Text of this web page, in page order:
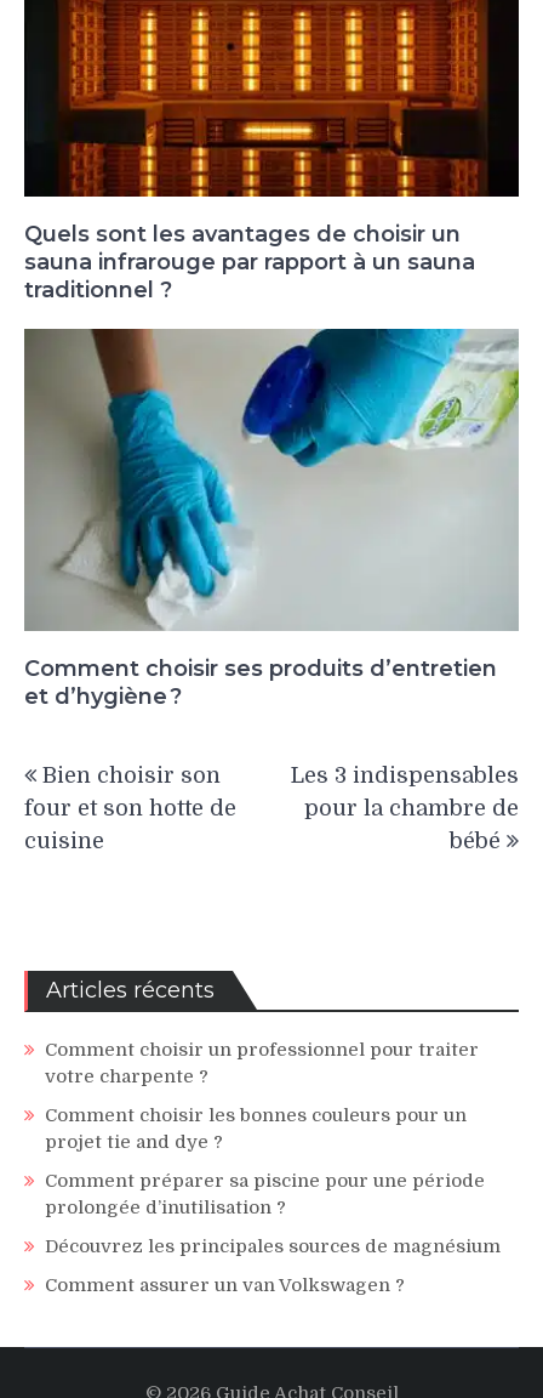
Quels sont les avantages de choisir un
sauna infrarouge par rapport à un sauna
traditionnel ?
Comment choisir ses produits d’entretien
et d’hygiène ?
de
l’article
Bien choisir son
four et son hotte de
cuisine
Les 3 indispensables
pour la chambre de
bébé
Articles récents
Comment choisir un professionnel pour traiter
votre charpente ?
Comment choisir les bonnes couleurs pour un
projet tie and dye ?
Comment préparer sa piscine pour une période
prolongée d’inutilisation ?
Découvrez les principales sources de magnésium
Comment assurer un van Volkswagen ?
© 2026 Guide Achat Conseil